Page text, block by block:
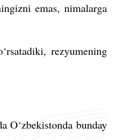
emas, nimalarga
, rezyumening
O‘zbekistonda bunday